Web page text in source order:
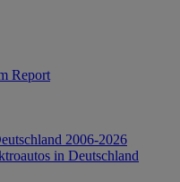
Report
2006-2026
in Deutschland